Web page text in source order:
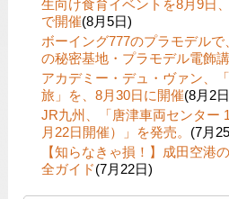
生向け食育イベントを8月9日
で開催(8月5日)
ボーイング777のプラモデル
の秘密基地・プラモデル電飾
アカデミー・デュ・ヴァン、
旅」を、8月30日に開催(8月2
JR九州、「唐津車両センター
月22日開催）」を発売。 (7月
【知らなきゃ損！】成田空港
全ガイド(7月22日)